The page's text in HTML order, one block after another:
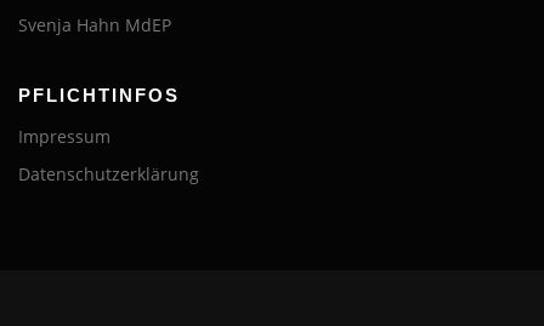
Svenja Hahn MdEP
PFLICHTINFOS
Impressum
Datenschutzerklärung